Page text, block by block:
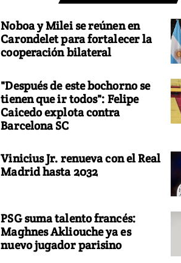
Noboa y Milei se reúnen en
Carondelet para fortalecer la
cooperación bilateral
"Después de este bochorno se
tienen que ir todos": Felipe
Caicedo explota contra
Barcelona SC
Vinicius Jr. renueva con el Real
Madrid hasta 2032
PSG suma talento francés:
Maghnes Akliouche ya es
nuevo jugador parisino